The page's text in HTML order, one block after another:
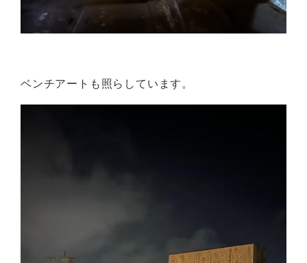
ベンチアートも照らしています。